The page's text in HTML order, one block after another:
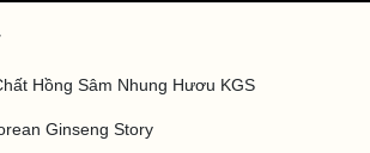
Hồng Sâm Nhung Hươu KGS
Ginseng Story